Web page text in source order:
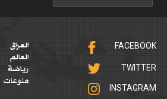
FACEBOOK
TWITTER
INSTAGRAM
العراق
العالم
رياضة
منوعات